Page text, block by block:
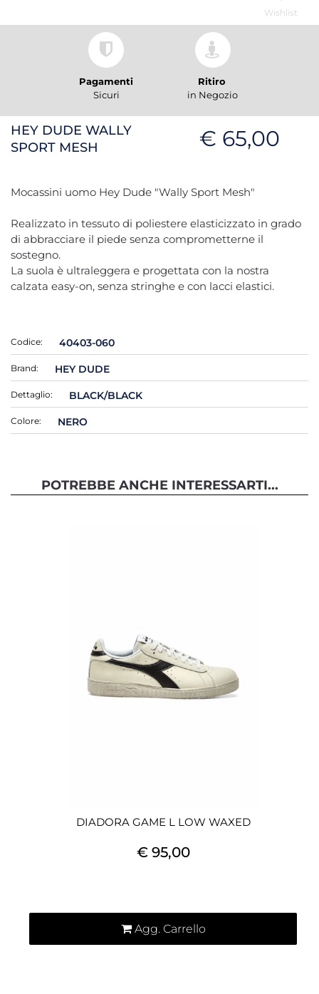
Wishlist
Pagamenti
Sicuri
Ritiro
in Negozio
HEY DUDE WALLY
SPORT MESH
€ 65,00
Mocassini uomo Hey Dude "Wally Sport Mesh"
Realizzato in tessuto di poliestere elasticizzato in grado
di abbracciare il piede senza comprometterne il
sostegno.
La suola è ultraleggera e progettata con la nostra
calzata easy-on, senza stringhe e con lacci elastici.
Codice: 40403-060
Brand: HEY DUDE
Dettaglio: BLACK/BLACK
Colore: NERO
POTREBBE ANCHE INTERESSARTI...
DIADORA GAME L LOW WAXED
€ 95,00
Agg. Carrello